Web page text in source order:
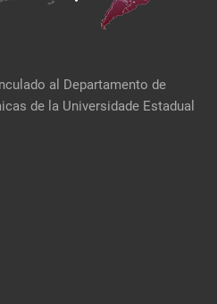
al Departamento de
de la Universidade Estadual